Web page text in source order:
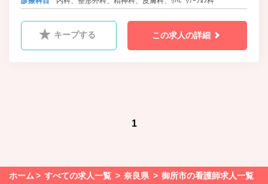
キープする この求人の詳細
1
ホーム すべての求人一覧 奈良県 御所市の看護師求人一覧